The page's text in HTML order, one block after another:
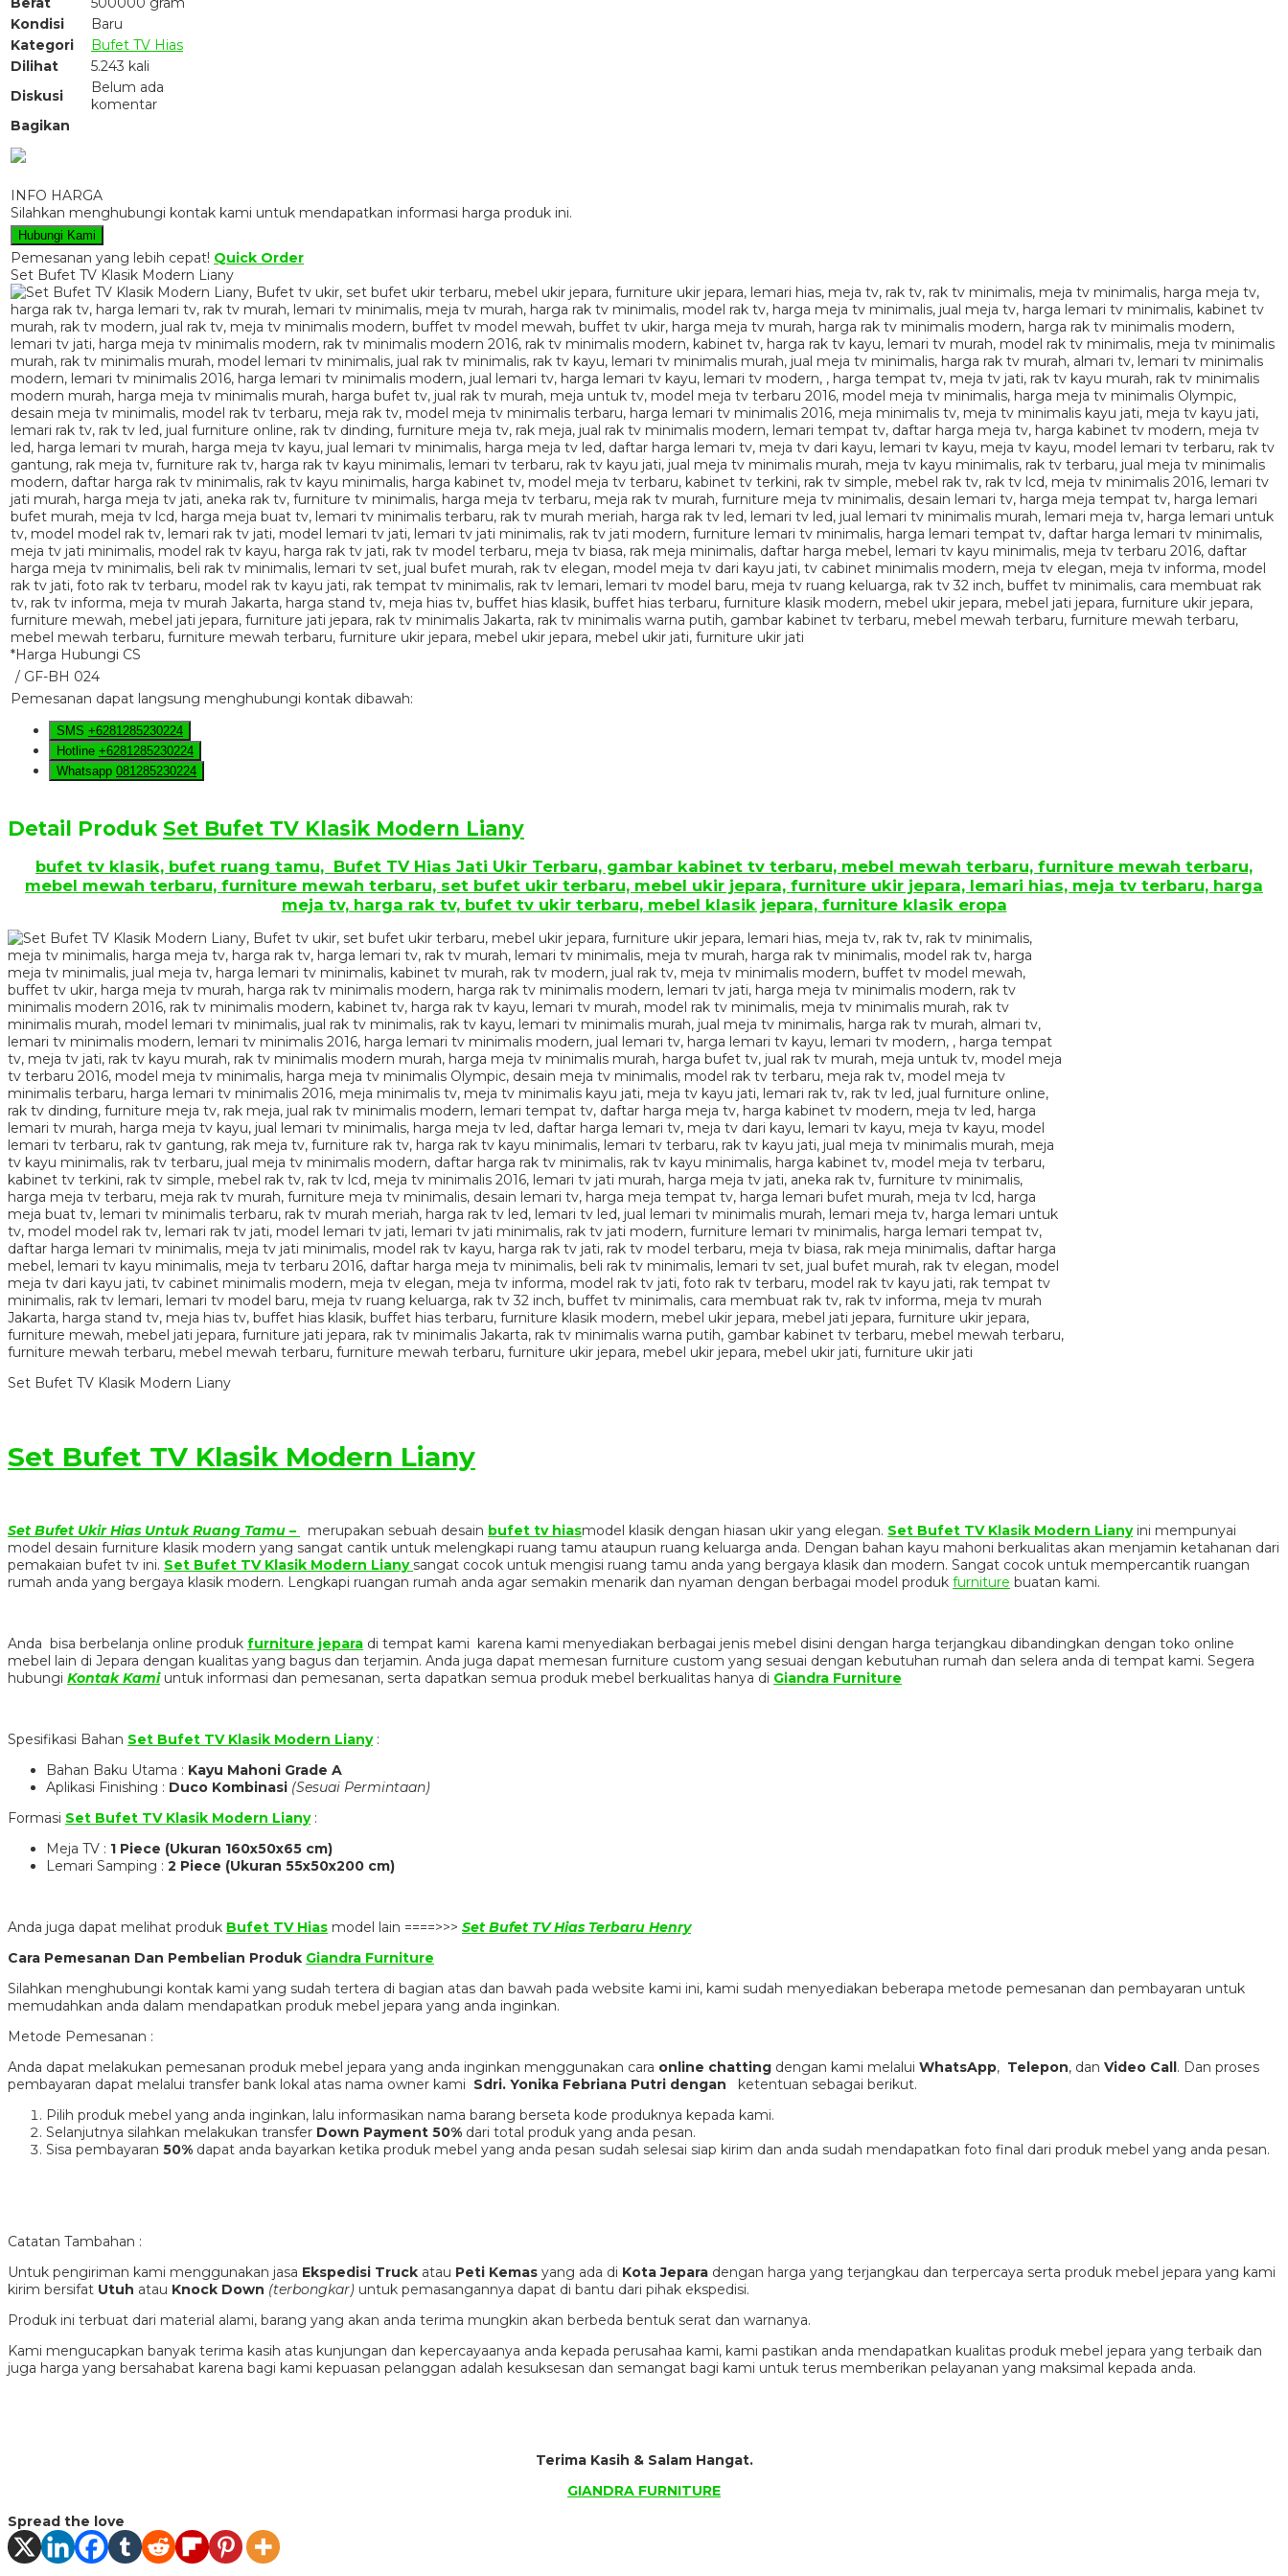
Kondisi
Baru
Kategori
Bufet TV Hias
Dilihat
5.243 kali
Diskusi
Belum ada
komentar
Bagikan
INFO HARGA
Silahkan menghubungi kontak kami untuk mendapatkan informasi harga produk ini.
Hubungi Kami
Pemesanan yang lebih cepat! Quick Order
Set Bufet TV Klasik Modern Liany
*Harga Hubungi CS
/ GF-BH 024
Pemesanan dapat langsung menghubungi kontak dibawah:
SMS +6281285230224
Hotline +6281285230224
Whatsapp 081285230224
Detail Produk Set Bufet TV Klasik Modern Liany
bufet tv klasik, bufet ruang tamu, Bufet TV Hias Jati Ukir Terbaru, gambar kabinet tv terbaru, mebel mewah terbaru, furniture mewah terbaru,
mebel mewah terbaru, furniture mewah terbaru, set bufet ukir terbaru, mebel ukir jepara, furniture ukir jepara, lemari hias, meja tv terbaru, harga
meja tv, harga rak tv, bufet tv ukir terbaru, mebel klasik jepara, furniture klasik eropa
Set Bufet TV Klasik Modern Liany
Set Bufet TV Klasik Modern Liany
Set Bufet Ukir Hias Untuk Ruang Tamu – merupakan sebuah desain bufet tv hiasmodel klasik dengan hiasan ukir yang elegan. Set Bufet TV Klasik Modern Lianyini mempunyai
model desain furniture klasik modern yang sangat cantik untuk melengkapi ruang tamu ataupun ruang keluarga anda. Dengan bahan kayu mahoni berkualitas akan menjamin ketahanan dari
pemakaian bufet tv ini. Set Bufet TV Klasik Modern Liany sangat cocok untuk mengisi ruang tamu anda yang bergaya klasik dan modern. Sangat cocok untuk mempercantik ruangan
rumah anda yang bergaya klasik modern. Lengkapi ruangan rumah anda agar semakin menarik dan nyaman dengan berbagai model produk furniture buatan kami.
Anda bisa berbelanja online produk furniture jepara di tempat kami karena kami menyediakan berbagai jenis mebel disini dengan harga terjangkau dibandingkan dengan toko online
mebel lain di Jepara dengan kualitas yang bagus dan terjamin. Anda juga dapat memesan furniture custom yang sesuai dengan kebutuhan rumah dan selera anda di tempat kami. Segera
hubungi Kontak Kamiuntuk informasi dan pemesanan, serta dapatkan semua produk mebel berkualitas hanya di Giandra Furniture
Spesifikasi Bahan Set Bufet TV Klasik Modern Liany :
Bahan Baku Utama : Kayu Mahoni Grade A
Aplikasi Finishing : Duco Kombinasi (Sesuai Permintaan)
Formasi Set Bufet TV Klasik Modern Liany:
Meja TV : 1 Piece (Ukuran 160x50x65 cm)
Lemari Samping : 2 Piece (Ukuran 55x50x200 cm)
Anda juga dapat melihat produk Bufet TV Hias model lain ====>>> Set Bufet TV Hias Terbaru Henry
Cara Pemesanan Dan Pembelian Produk Giandra Furniture
Silahkan menghubungi kontak kami yang sudah tertera di bagian atas dan bawah pada website kami ini, kami sudah menyediakan beberapa metode pemesanan dan pembayaran untuk
memudahkan anda dalam mendapatkan produk mebel jepara yang anda inginkan.
Metode Pemesanan :
Anda dapat melakukan pemesanan produk mebel jepara yang anda inginkan menggunakan cara online chatting dengan kami melalui WhatsApp, Telepon, dan Video Call. Dan proses
pembayaran dapat melalui transfer bank lokal atas nama owner kami Sdri. Yonika Febriana Putri dengan ketentuan sebagai berikut.
Pilih produk mebel yang anda inginkan, lalu informasikan nama barang berseta kode produknya kepada kami.
Selanjutnya silahkan melakukan transfer Down Payment 50% dari total produk yang anda pesan.
Sisa pembayaran 50% dapat anda bayarkan ketika produk mebel yang anda pesan sudah selesai siap kirim dan anda sudah mendapatkan foto final dari produk mebel yang anda pesan.
Catatan Tambahan :
Untuk pengiriman kami menggunakan jasa Ekspedisi Truck atau Peti Kemas yang ada di Kota Jepara dengan harga yang terjangkau dan terpercaya serta produk mebel jepara yang kami
kirim bersifat Utuh atau Knock Down (terbongkar) untuk pemasangannya dapat di bantu dari pihak ekspedisi.
Produk ini terbuat dari material alami, barang yang akan anda terima mungkin akan berbeda bentuk serat dan warnanya.
Kami mengucapkan banyak terima kasih atas kunjungan dan kepercayaanya anda kepada perusahaa kami, kami pastikan anda mendapatkan kualitas produk mebel jepara yang terbaik dan
juga harga yang bersahabat karena bagi kami kepuasan pelanggan adalah kesuksesan dan semangat bagi kami untuk terus memberikan pelayanan yang maksimal kepada anda.
Terima Kasih & Salam Hangat.
GIANDRA FURNITURE
Spread the love